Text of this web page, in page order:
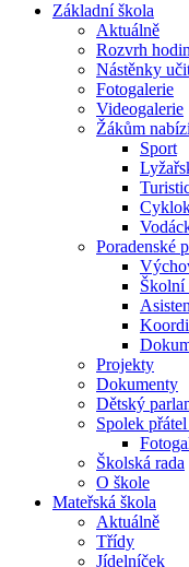
Základní škola
Aktuálně
Rozvrh hodin
Nástěnky
Fotogalerie
Videogalerie
Žákům
Sport
Poradenské
Školní
Projekty
Dokumenty
Dětský
Spolek
Školská rada
O škole
Mateřská škola
Aktuálně
Třídy
Jídelníček